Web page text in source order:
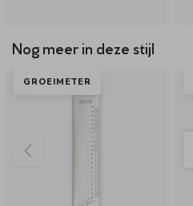
Nog meer in deze stijl
GROEIMETER